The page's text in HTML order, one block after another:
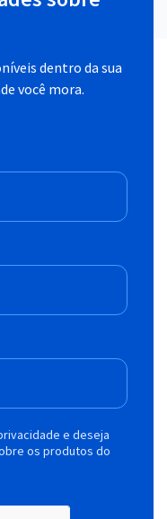
dentro da sua
você mora.
e deseja
os produtos do